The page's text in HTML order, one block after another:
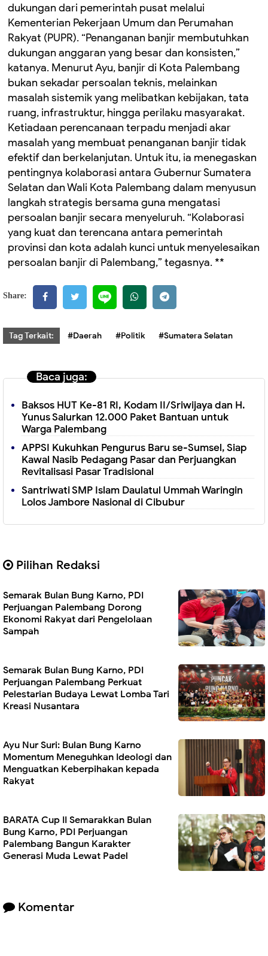
dukungan dari pemerintah pusat melalui
Kementerian Pekerjaan Umum dan Perumahan
Rakyat (PUPR). “Penanganan banjir membutuhkan
dukungan anggaran yang besar dan konsisten,”
katanya. Menurut Ayu, banjir di Kota Palembang
bukan sekadar persoalan teknis, melainkan
masalah sistemik yang melibatkan kebijakan, tata
ruang, infrastruktur, hingga perilaku masyarakat.
Ketiadaan perencanaan terpadu menjadi akar
masalah yang membuat penanganan banjir tidak
efektif dan berkelanjutan. Untuk itu, ia menegaskan
pentingnya kolaborasi antara Gubernur Sumatera
Selatan dan Wali Kota Palembang dalam menyusun
langkah strategis bersama guna mengatasi
persoalan banjir secara menyeluruh. “Kolaborasi
yang kuat dan terencana antara pemerintah
provinsi dan kota adalah kunci untuk menyelesaikan
persoalan banjir di Palembang,” tegasnya. **
Share:
Tag Terkait: #Daerah #Politik #Sumatera Selatan
Baca juga:
Baksos HUT Ke-81 RI, Kodam II/Sriwijaya dan H.
Yunus Salurkan 12.000 Paket Bantuan untuk
Warga Palembang
APPSI Kukuhkan Pengurus Baru se-Sumsel, Siap
Kawal Nasib Pedagang Pasar dan Perjuangkan
Revitalisasi Pasar Tradisional
Santriwati SMP Islam Daulatul Ummah Waringin
Lolos Jambore Nasional di Cibubur
Pilihan Redaksi
Semarak Bulan Bung Karno, PDI
Perjuangan Palembang Dorong
Ekonomi Rakyat dari Pengelolaan
Sampah
Semarak Bulan Bung Karno, PDI
Perjuangan Palembang Perkuat
Pelestarian Budaya Lewat Lomba Tari
Kreasi Nusantara
Ayu Nur Suri: Bulan Bung Karno
Momentum Meneguhkan Ideologi dan
Menguatkan Keberpihakan kepada
Rakyat
BARATA Cup II Semarakkan Bulan
Bung Karno, PDI Perjuangan
Palembang Bangun Karakter
Generasi Muda Lewat Padel
Komentar